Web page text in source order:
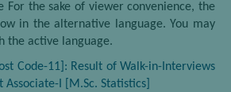
For the sake of viewer convenience, the
in the alternative language. You may
the active language.
Code-11]: Result of Walk-in-Interviews
I [M.Sc. Statistics]